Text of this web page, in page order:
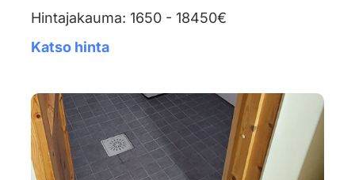
Hintajakauma: 1650 - 18450€
Katso hinta